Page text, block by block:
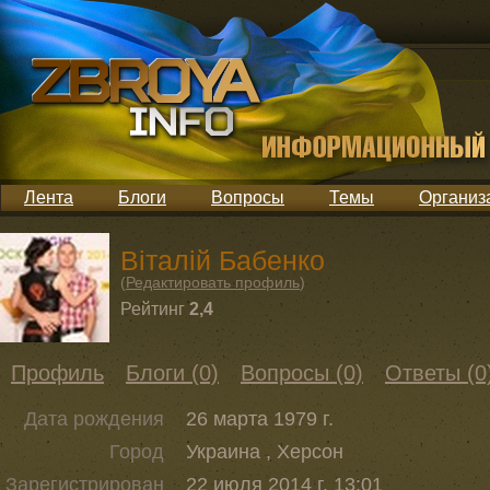
Лента Блоги Вопросы Темы
Віталій Бабенко
(Редактировать профиль)
Рейтинг 2,4
Профиль Блоги (0) Вопросы (0) Ответы
Дата рождения
26 марта 1979 г.
Город
Украина , Херсон
Зарегистрирован
22 июля 2014 г. 13:01